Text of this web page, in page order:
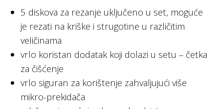
5 diskova za rezanje uključeno u set, moguće
je rezati na kriške i strugotine u različitim
veličinama
vrlo koristan dodatak koji dolazi u setu – četka
za čišćenje
vrlo siguran za korištenje zahvaljujući više
mikro-prekidača